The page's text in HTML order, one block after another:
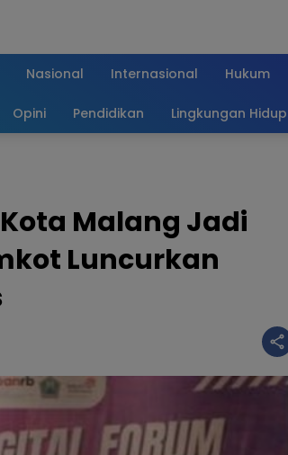
Nasional Internasional Hukum
Opini Pendidikan Lingkungan Hidup
Malang Jadi
Luncurkan